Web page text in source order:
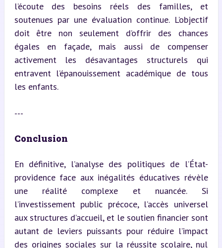
l’écoute des besoins réels des familles, et
soutenues par une évaluation continue. L’objectif
doit être non seulement d’offrir des chances
égales en façade, mais aussi de compenser
activement les désavantages structurels qui
entravent l’épanouissement académique de tous
les enfants.
---
Conclusion
En définitive, l’analyse des politiques de l’État-
providence face aux inégalités éducatives révèle
une réalité complexe et nuancée. Si
l’investissement public précoce, l’accès universel
aux structures d’accueil, et le soutien financier sont
autant de leviers puissants pour réduire l’impact
des origines sociales sur la réussite scolaire, nul